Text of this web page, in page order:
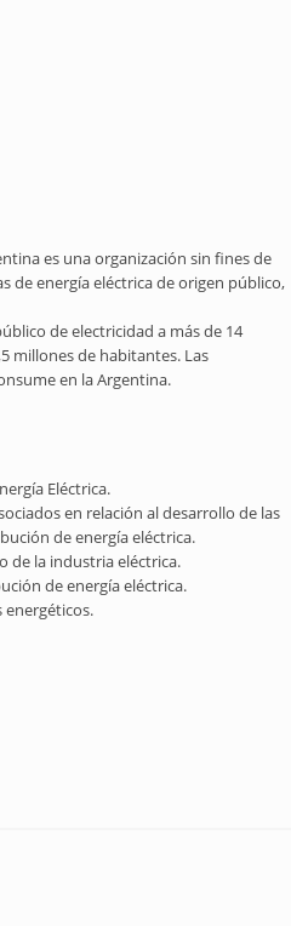
es una organización sin fines de
de energía eléctrica de origen público,
de electricidad a más de 14
millones de habitantes. Las
en la Argentina.
Eléctrica.
en relación al desarrollo de las
de energía eléctrica.
de la industria eléctrica.
de energía eléctrica.
energéticos.